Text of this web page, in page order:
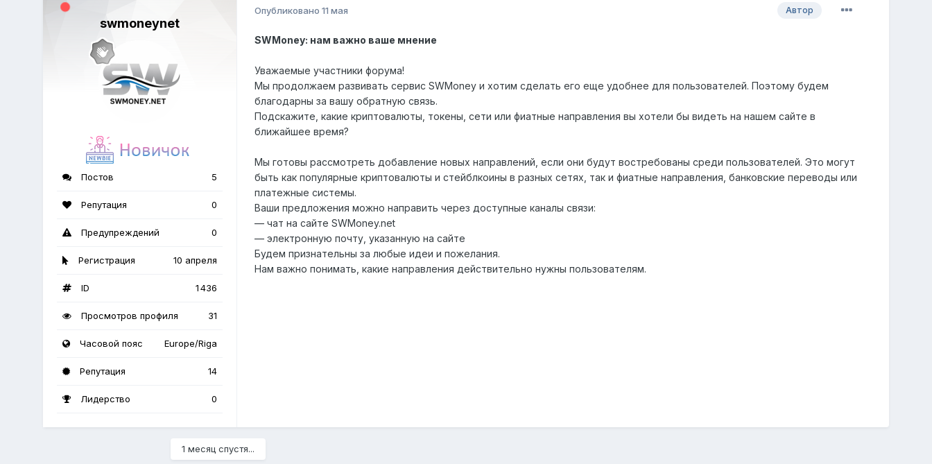
swmoneynet
Постов 5
Репутация 0
Предупреждений 0
Регистрация 10 апреля
ID 1 436
Просмотров профиля 31
Часовой пояс Europe/Riga
Репутация 14
Лидерство 0
Автор
Опубликовано11 мая
SWMoney: нам важно ваше мнение
Уважаемые участники форума!
Мы продолжаем развивать сервис SWMoney и хотим сделать его еще удобнее для пользователей. Поэтому будем
благодарны за вашу обратную связь.
Подскажите, какие криптовалюты, токены, сети или фиатные направления вы хотели бы видеть на нашем сайте в
ближайшее время?
Мы готовы рассмотреть добавление новых направлений, если они будут востребованы среди пользователей. Это могут
быть как популярные криптовалюты и стейблкоины в разных сетях, так и фиатные направления, банковские переводы или
платежные системы.
Ваши предложения можно направить через доступные каналы связи:
— чат на сайте SWMoney.net
— электронную почту, указанную на сайте
Будем признательны за любые идеи и пожелания.
Нам важно понимать, какие направления действительно нужны пользователям.
1 месяц спустя...